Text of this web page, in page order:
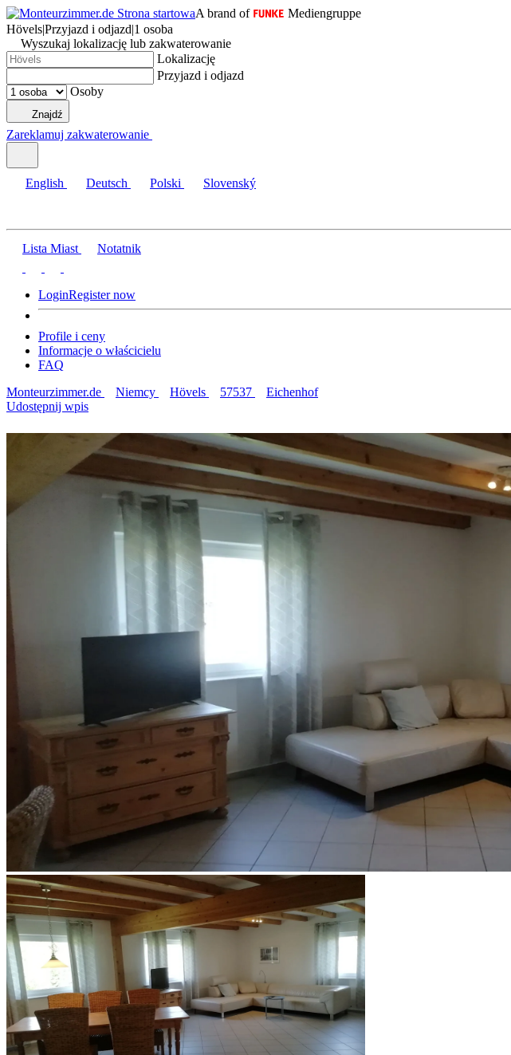
A brand of
Mediengruppe
Hövels|Przyjazd i odjazd|1 osoba
Wyszukaj lokalizację lub zakwaterowanie
Lokalizację
Przyjazd i odjazd
Osoby
Znajdź
Zareklamuj zakwaterowanie
English Deutsch Polski Slovenský
Lista Miast Notatnik
LoginRegister now
Profile i ceny
Informacje o właścicielu
FAQ
Monteurzimmer.de
Niemcy Hövels 57537
Eichenhof
Udostępnij wpis